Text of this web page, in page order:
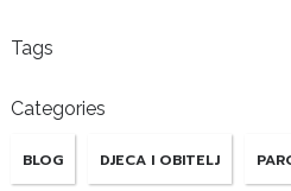
Tags
Categories
BLOG DJECA I OBITELJ